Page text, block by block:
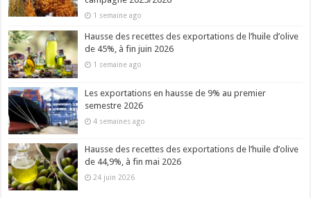
1 semaine ago
Hausse des recettes des exportations de l’huile d’olive
de 45%, à fin juin 2026
1 semaine ago
Les exportations en hausse de 9% au premier
semestre 2026
4 semaines ago
Hausse des recettes des exportations de l’huile d’olive
de 44,9%, à fin mai 2026
24 juin 2026